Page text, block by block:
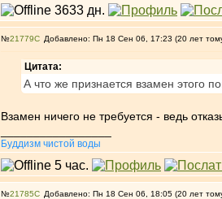
№21779 Добавлено: Пн 18 Сен 06, 17:23 (20 лет
Цитата:
А что же признается взамен этого
Взамен ничего не требуется - ведь
Буддизм чистой воды
№21785 Добавлено: Пн 18 Сен 06, 18:05 (20 лет